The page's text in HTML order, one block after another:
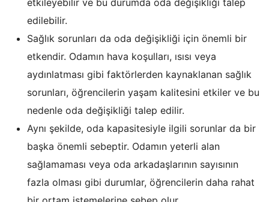
edilebilir.
Sağlık sorunları da oda değişikliği için önemli bir
etkendir. Odamın hava koşulları, ısısı veya
aydınlatması gibi faktörlerden kaynaklanan sağlık
sorunları, öğrencilerin yaşam kalitesini etkiler ve bu
nedenle oda değişikliği talep edilir.
Aynı şekilde, oda kapasitesiyle ilgili sorunlar da bir
başka önemli sebeptir. Odamın yeterli alan
sağlamaması veya oda arkadaşlarının sayısının
fazla olması gibi durumlar, öğrencilerin daha rahat